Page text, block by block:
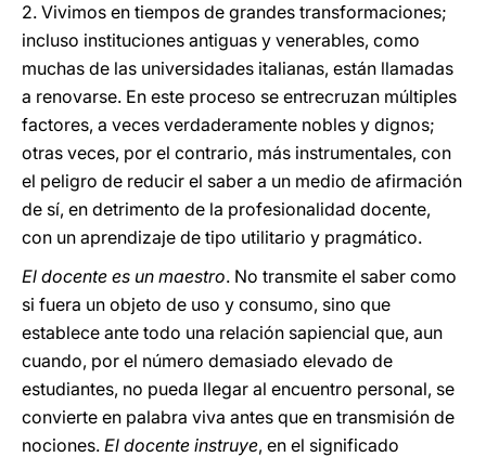
2. Vivimos en tiempos de grandes transformaciones;
incluso instituciones antiguas y venerables, como
muchas de las universidades italianas, están llamadas
a renovarse. En este proceso se entrecruzan múltiples
factores, a veces verdaderamente nobles y dignos;
otras veces, por el contrario, más instrumentales, con
el peligro de reducir el saber a un medio de afirmación
de sí, en detrimento de la profesionalidad docente,
con un aprendizaje de tipo utilitario y pragmático.
El docente es un maestro. No transmite el saber como
si fuera un objeto de uso y consumo, sino que
establece ante todo una relación sapiencial que, aun
cuando, por el número demasiado elevado de
estudiantes, no pueda llegar al encuentro personal, se
convierte en palabra viva antes que en transmisión de
nociones. El docente instruye, en el significado